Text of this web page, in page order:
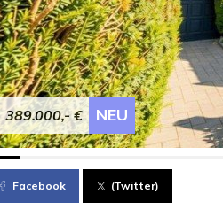
389.000,- € NEU
Facebook (Twitter)